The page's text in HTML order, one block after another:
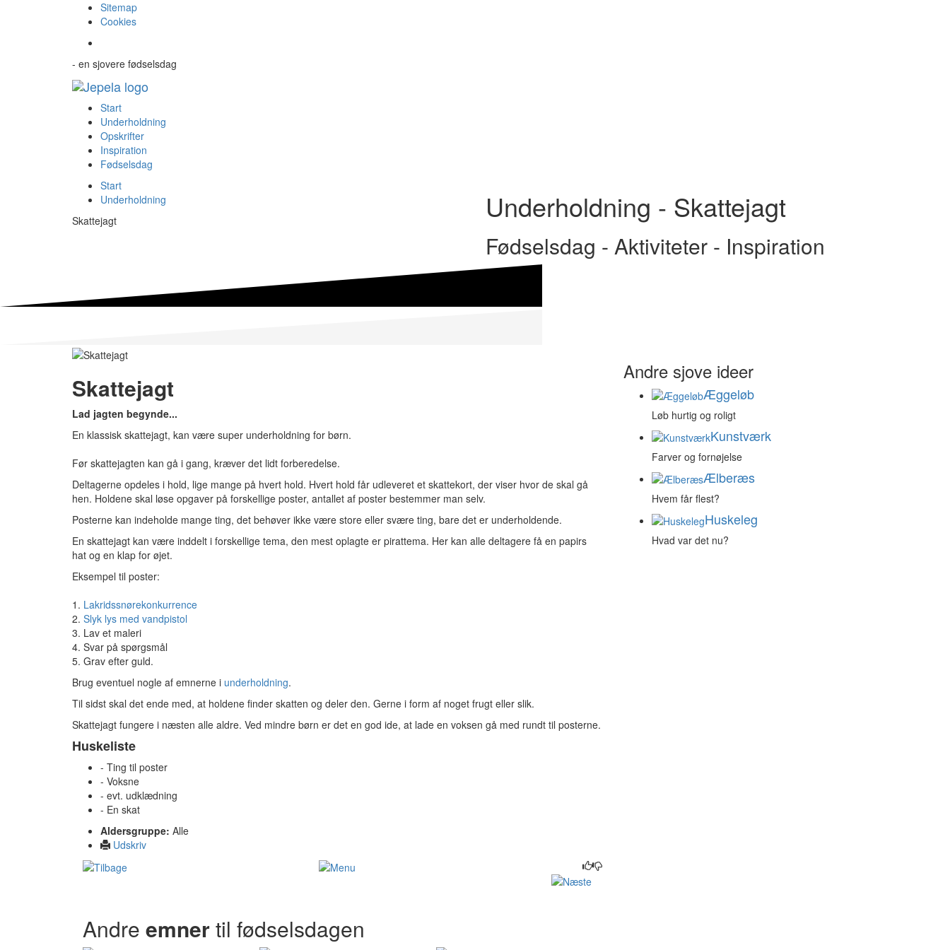
Sitemap
Cookies
- en sjovere fødselsdag
Start
Underholdning
Opskrifter
Inspiration
Fødselsdag
Start
Underholdning
Skattejagt
Underholdning - Skattejagt
Fødselsdag - Aktiviteter - Inspiration
Skattejagt
Lad jagten begynde...
En klassisk skattejagt, kan være super underholdning for børn.
Før skattejagten kan gå i gang, kræver det lidt forberedelse.
Deltagerne opdeles i hold, lige mange på hvert hold. Hvert hold får udleveret et skattekort, der viser hvor de skal gå
hen. Holdene skal løse opgaver på forskellige poster, antallet af poster bestemmer man selv.
Posterne kan indeholde mange ting, det behøver ikke være store eller svære ting, bare det er underholdende.
En skattejagt kan være inddelt i forskellige tema, den mest oplagte er pirattema. Her kan alle deltagere få en papirs
hat og en klap for øjet.
Eksempel til poster:
1. Lakridssnørekonkurrence
2. Slyk lys med vandpistol
3. Lav et maleri
4. Svar på spørgsmål
5. Grav efter guld.
Brug eventuel nogle af emnerne i underholdning.
Til sidst skal det ende med, at holdene finder skatten og deler den. Gerne i form af noget frugt eller slik.
Skattejagt fungere i næsten alle aldre. Ved mindre børn er det en god ide, at lade en voksen gå med rundt til posterne.
Huskeliste
- Ting til poster
- Voksne
- evt. udklædning
- En skat
Aldersgruppe: Alle
Udskriv
Andre emner til fødselsdagen
Andre sjove ideer
Æggeløb
Løb hurtig og roligt
Kunstværk
Farver og fornøjelse
Ælberæs
Hvem får flest?
Huskeleg
Hvad var det nu?